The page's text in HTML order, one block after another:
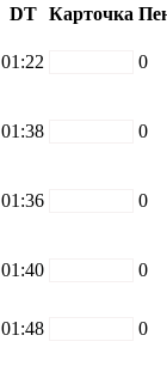
DT Карточка
01:22 0
01:38 0
01:36 0
01:40 0
01:48
0